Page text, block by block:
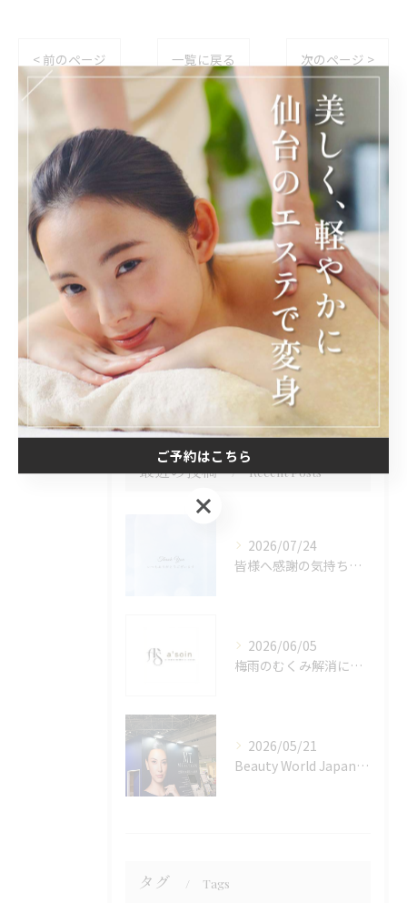
< 前のページ 一覧に戻る 次のページ >
カテゴリー Categories
全てのカテゴリー
痩身
フェイシャル
インディバ
最近の投稿 Recent Posts
2026/07/24
皆様へ感謝の気持ちを込めて🙇‍♀️✨
2026/06/05
梅雨のむくみ解消に効果的なインディバとリンパマッサージ
2026/05/21
Beauty World Japan 東京💆‍♀️✨
タグ Tags
ご予約はこちら
ご予約はこちら